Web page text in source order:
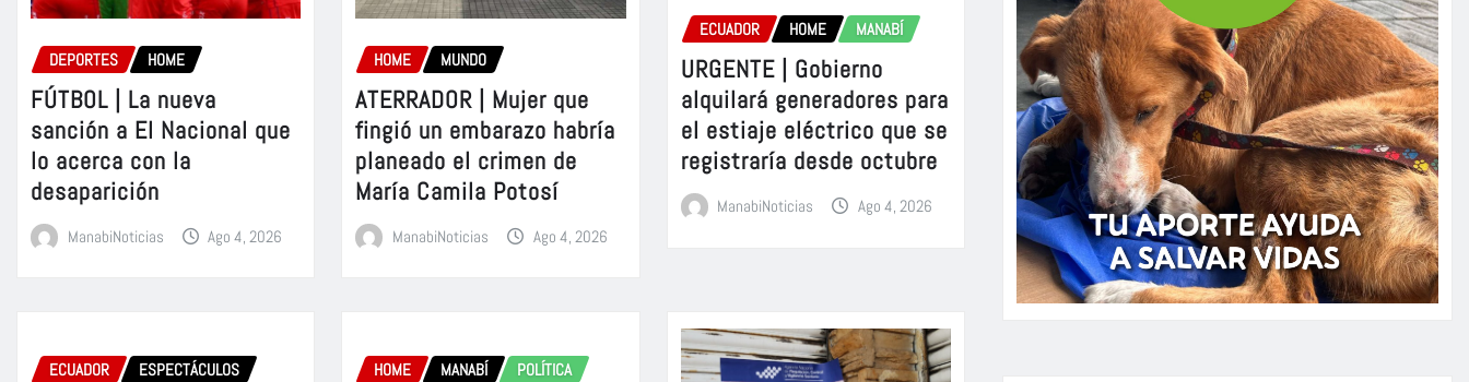
DEPORTES HOME
FÚTBOL | La nueva
sanción a El Nacional que
lo acerca con la
desaparición
ManabiNoticias Ago 4, 2026
HOME MUNDO
ATERRADOR | Mujer que
fingió un embarazo habría
planeado el crimen de
María Camila Potosí
ManabiNoticias Ago 4, 2026
ECUADOR HOME MANABÍ
URGENTE | Gobierno
alquilará generadores para
el estiaje eléctrico que se
registraría desde octubre
ManabiNoticias Ago 4, 2026
ECUADOR
ESPECTÁCULOS
HOME MANABÍ POLÍTICA